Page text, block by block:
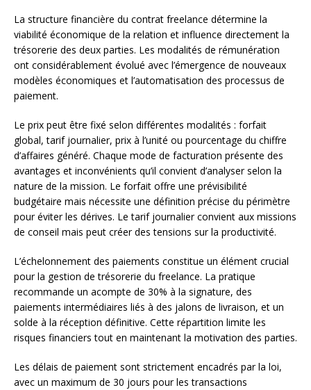
La structure financière du contrat freelance détermine la
viabilité économique de la relation et influence directement la
trésorerie des deux parties. Les modalités de rémunération
ont considérablement évolué avec l’émergence de nouveaux
modèles économiques et l’automatisation des processus de
paiement.
Le prix peut être fixé selon différentes modalités : forfait
global, tarif journalier, prix à l’unité ou pourcentage du chiffre
d’affaires généré. Chaque mode de facturation présente des
avantages et inconvénients qu’il convient d’analyser selon la
nature de la mission. Le forfait offre une prévisibilité
budgétaire mais nécessite une définition précise du périmètre
pour éviter les dérives. Le tarif journalier convient aux missions
de conseil mais peut créer des tensions sur la productivité.
L’échelonnement des paiements constitue un élément crucial
pour la gestion de trésorerie du freelance. La pratique
recommande un acompte de 30% à la signature, des
paiements intermédiaires liés à des jalons de livraison, et un
solde à la réception définitive. Cette répartition limite les
risques financiers tout en maintenant la motivation des parties.
Les délais de paiement sont strictement encadrés par la loi,
avec un maximum de 30 jours pour les transactions